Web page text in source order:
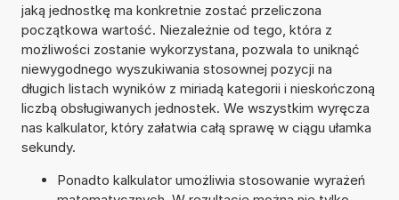
jaką jednostkę ma konkretnie zostać przeliczona
początkowa wartość. Niezależnie od tego, która z
możliwości zostanie wykorzystana, pozwala to uniknąć
niewygodnego wyszukiwania stosownej pozycji na
długich listach wyników z miriadą kategorii i nieskończoną
liczbą obsługiwanych jednostek. We wszystkim wyręcza
nas kalkulator, który załatwia całą sprawę w ciągu ułamka
sekundy.
Ponadto kalkulator umożliwia stosowanie wyrażeń